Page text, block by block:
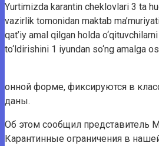
Yurtimizda karantin cheklovlari 3 ta
vazirlik tomonidan maktab
qat’iy amal qilgan holda
to‘ldirishini 1 iyundan so‘ng amalga
онной форме, фиксируются в
даны.
Об этом сообщил представитель
Карантинные ограничения в